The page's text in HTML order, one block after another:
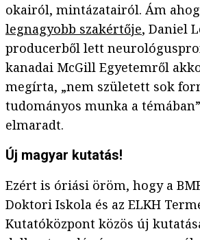
okairól, mintázatairól. Ám
legnagyobb szakértője, Daniel
producerből lett
kanadai McGill Egyetemről
megírta, „nem született sok
tudományos munka a
elmaradt.
Új magyar kutatás!
Ezért is óriási öröm, hogy a
Doktori Iskola és az ELKH
Kutatóközpont közös új